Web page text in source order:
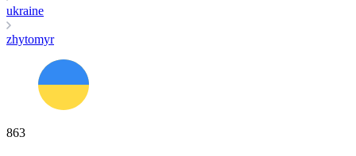
ukraine
zhytomyr
863